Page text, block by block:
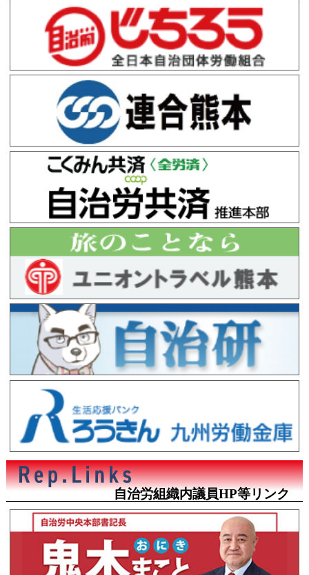
自治労組織内議員HP等リンク